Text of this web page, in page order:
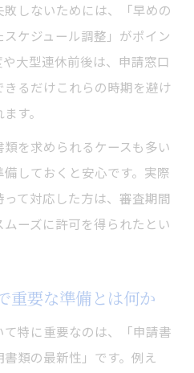
しないためには、「早めの
ケジュール調整」がポイン
大型連休前後は、申請窓口
るだけこれらの時期を避け
す。
を求められるケースも多い
しておくと安心です。実際
て対応した方は、審査期間
ーズに許可を得られたとい
重要な準備とは何か
特に重要なのは、「申請書
類の最新性」です。例え